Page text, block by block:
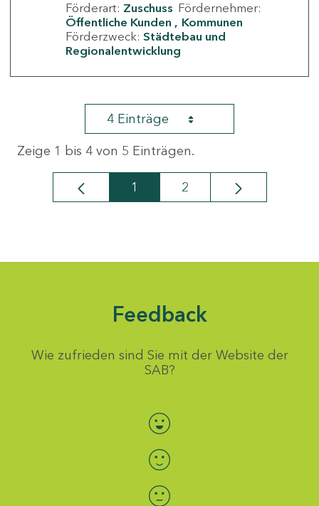
Förderart: Zuschuss Fördernehmer:
Öffentliche Kunden
Kommunen
Förderzweck: Städtebau und
Regionalentwicklung
4 Einträge
Zeige 1 bis 4 von 5 Einträgen.
Seite
1 Seite
2
Feedback
Wie zufrieden sind Sie mit der Website der
SAB?
Bewertung auswählen